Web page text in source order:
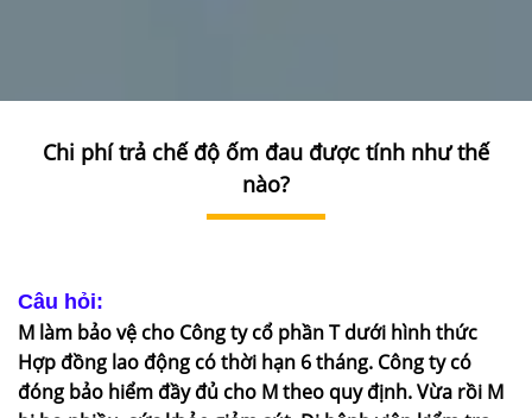
DỊCH
THỦ
TỤC
Chi phí trả chế độ ốm đau được tính như thế
nào?
Câu hỏi:
M làm bảo vệ cho Công ty cổ phần T dưới hình thức
Hợp đồng lao động có thời hạn 6 tháng. Công ty có
đóng bảo hiểm đầy đủ cho M theo quy định. Vừa rồi M